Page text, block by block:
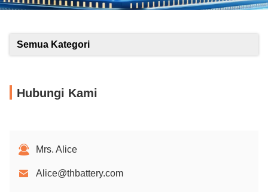
Semua Kategori
Hubungi Kami
Mrs. Alice
Alice@thbattery.com